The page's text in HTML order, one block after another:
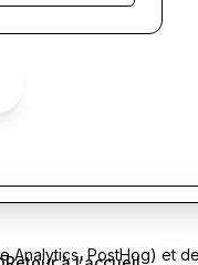
Analytics, PostHog) et